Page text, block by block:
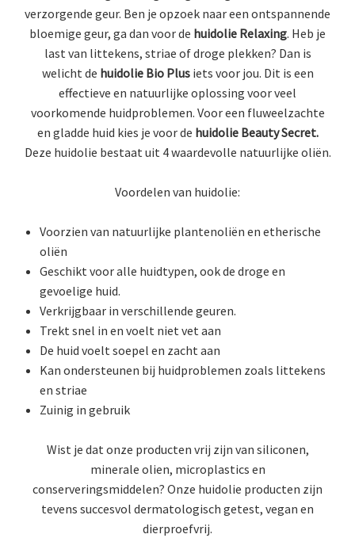
verzorgende geur. Ben je opzoek naar een ontspannende
bloemige geur, ga dan voor de huidolie Relaxing. Heb je
last van littekens, striae of droge plekken? Dan is
welicht de huidolie Bio Plusiets voor jou. Dit is een
effectieve en natuurlijke oplossing voor veel
voorkomende huidproblemen. Voor een fluweelzachte
en gladde huid kies je voor de huidolie Beauty Secret.
Deze huidolie bestaat uit 4 waardevolle natuurlijke oliën.
Voordelen van huidolie:
Voorzien van natuurlijke plantenoliën en etherische
oliën
Geschikt voor alle huidtypen, ook de droge en
gevoelige huid.
Verkrijgbaar in verschillende geuren.
Trekt snel in en voelt niet vet aan
De huid voelt soepel en zacht aan
Kan ondersteunen bij huidproblemen zoals littekens
en striae
Zuinig in gebruik
Wist je dat onze producten vrij zijn van siliconen,
minerale olien, microplastics en
conserveringsmiddelen? Onze huidolie producten zijn
tevens succesvol dermatologisch getest, vegan en
dierproefvrij.